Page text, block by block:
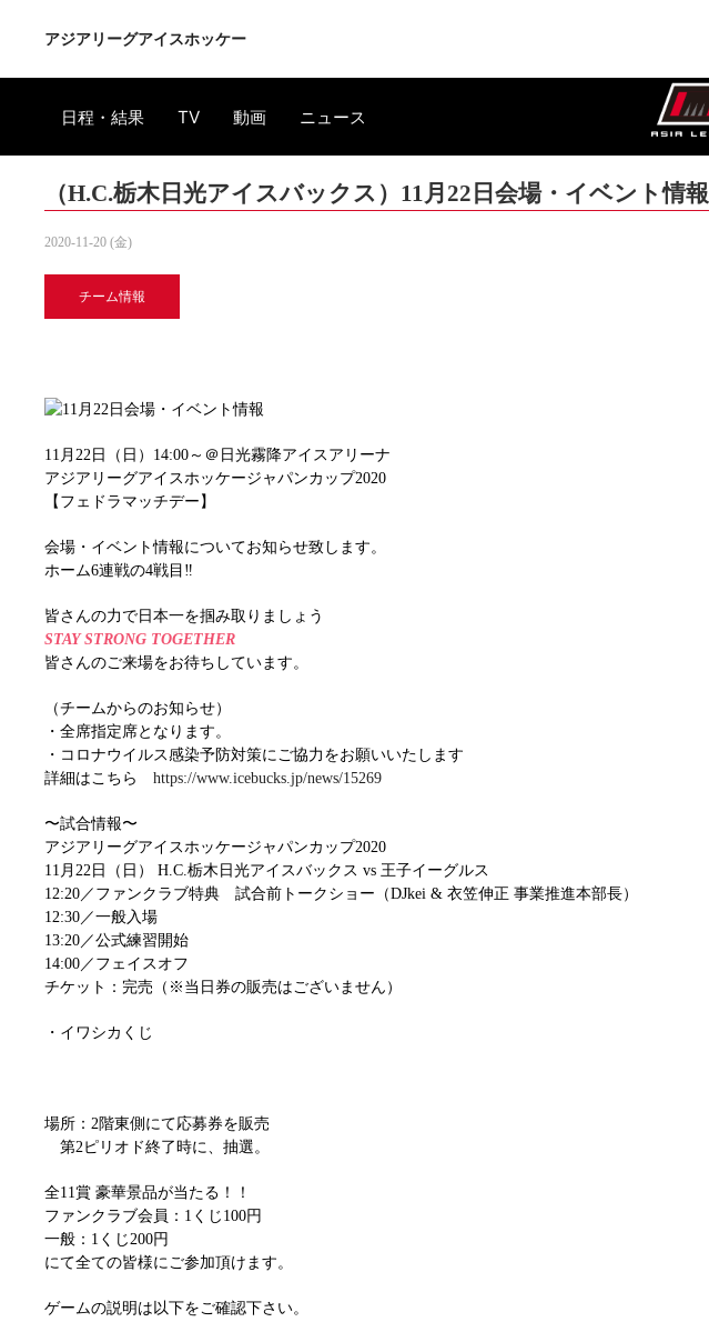
アジアリーグアイスホッケー
日程・結果 TV 動画 ニュース
（H.C.栃木日光アイスバックス）11月22日会場・イベント情報
2020-11-20 (金)
チーム情報
11月22日（日）14:00～＠日光霧降アイスアリーナ
アジアリーグアイスホッケージャパンカップ2020
【フェドラマッチデー】
会場・イベント情報についてお知らせ致します。
ホーム6連戦の4戦目‼︎
皆さんの力で日本一を掴み取りましょう
STAY STRONG TOGETHER
皆さんのご来場をお待ちしています。
（チームからのお知らせ）
・全席指定席となります。
・コロナウイルス感染予防対策にご協力をお願いいたします
詳細はこちら https://www.icebucks.jp/news/15269
〜試合情報〜
アジアリーグアイスホッケージャパンカップ2020
11月22日（日） H.C.栃木日光アイスバックス vs 王子イーグルス
12:20／ファンクラブ特典 試合前トークショー（DJkei & 衣笠伸正 事業推進本部長）
12:30／一般入場
13:20／公式練習開始
14:00／フェイスオフ
チケット：完売（※当日券の販売はございません）
・イワシカくじ
場所：2階東側にて応募券を販売
第2ピリオド終了時に、抽選。
全11賞 豪華景品が当たる！！
ファンクラブ会員：1くじ100円
一般：1くじ200円
にて全ての皆様にご参加頂けます。
ゲームの説明は以下をご確認下さい。